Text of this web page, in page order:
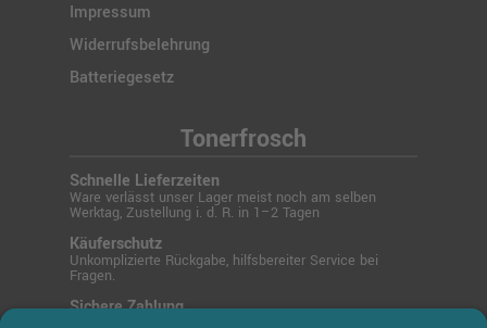
Impressum
Widerrufsbelehrung
Batteriegesetz
Tonerfrosch
Schnelle Lieferzeiten
Ware verlässt unser Lager meist noch am selben
Werktag, Zustellung i. d. R. in 1–2 Tagen
Käuferschutz
Unkomplizierte Rückgabe, hilfsbereiter Service bei
Fragen.
Sichere Zahlung